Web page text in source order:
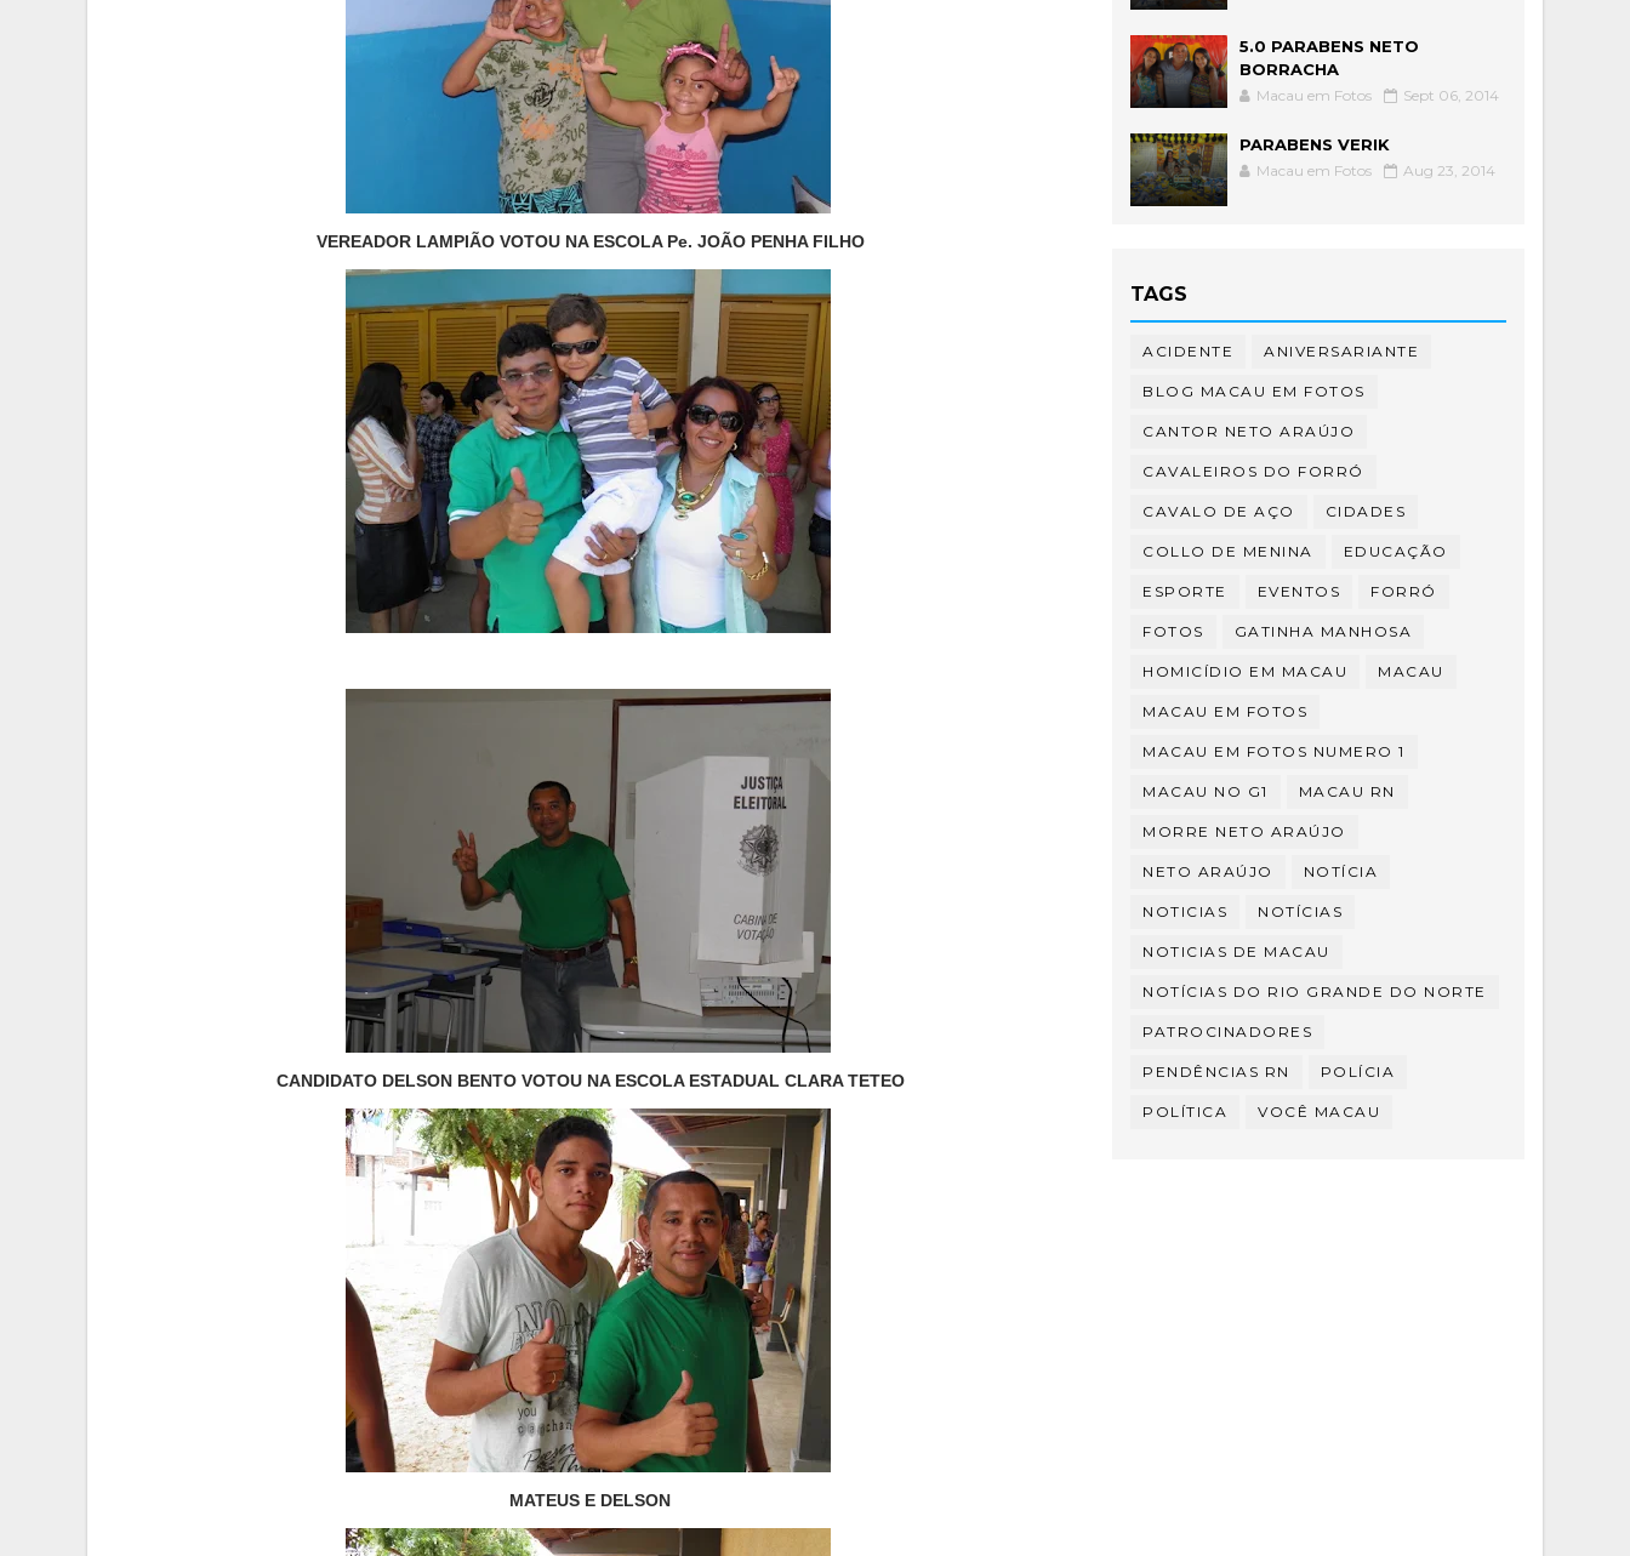
VEREADOR LAMPIÃO VOTOU NA ESCOLA Pe. JOÃO PENHA FILHO
CANDIDATO DELSON BENTO VOTOU NA ESCOLA ESTADUAL CLARA TETEO
MATEUS E DELSON
5.0 PARABENS NETO
BORRACHA
Macau em Fotos Sept 06, 2014
PARABENS VERIK
Macau em Fotos Aug 23, 2014
TAGS
ACIDENTE ANIVERSARIANTE
BLOG MACAU EM FOTOS
CANTOR NETO ARAÚJO
CAVALEIROS DO FORRÓ
CAVALO DE AÇO CIDADES
COLLO DE MENINA EDUCAÇÃO
ESPORTE EVENTOS FORRÓ
FOTOS GATINHA MANHOSA
HOMICÍDIO EM MACAU MACAU
MACAU EM FOTOS
MACAU EM FOTOS NUMERO 1
MACAU NO G1 MACAU RN
MORRE NETO ARAÚJO
NETO ARAÚJO NOTÍCIA
NOTICIAS NOTÍCIAS
NOTICIAS DE MACAU
NOTÍCIAS DO RIO GRANDE DO NORTE
PATROCINADORES
PENDÊNCIAS RN POLÍCIA
POLÍTICA VOCÊ MACAU